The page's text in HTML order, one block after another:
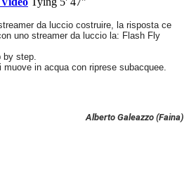
da luccio costruire, la risposta ce
uno streamer da luccio la: Flash Fly
step.
in acqua con riprese subacquee.
Alberto Galeazzo (Faina)